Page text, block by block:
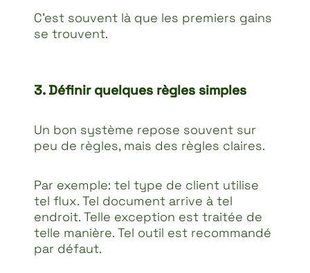
C’est souvent là que les premiers gains
se trouvent.
3. Définir quelques règles simples
Un bon système repose souvent sur
peu de règles, mais des règles claires.
Par exemple: tel type de client utilise
tel flux. Tel document arrive à tel
endroit. Telle exception est traitée de
telle manière. Tel outil est recommandé
par défaut.